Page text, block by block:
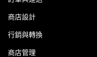
商店設計
行銷與轉換
商店管理